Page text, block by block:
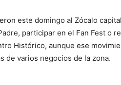
este domingo al Zócalo
participar en el Fan Fest o
Histórico, aunque ese
de varios negocios de la zona.